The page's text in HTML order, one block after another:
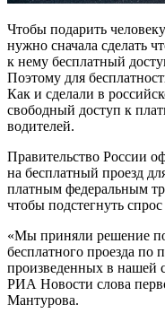
Чтобы подарить
нужно сначала сделать
к нему бесплатный
Поэтому для
Как и сделали в
свободный доступ к
водителей.
Правительство России
на бесплатный проезд
платным федеральным
чтобы подстегнуть
«Мы приняли решение
бесплатного проезда по
произведенных в нашей
РИА Новости слова
Мантурова.